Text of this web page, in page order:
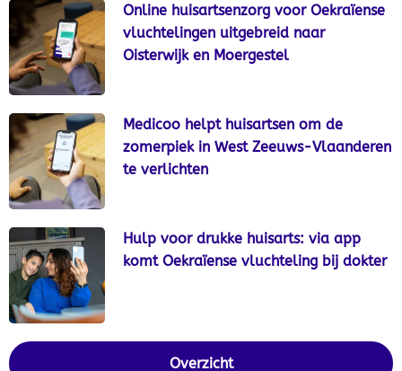
Online huisartsenzorg voor Oekraïense
vluchtelingen uitgebreid naar
Oisterwijk en Moergestel
Medicoo helpt huisartsen om de
zomerpiek in West Zeeuws-Vlaanderen
te verlichten
Hulp voor drukke huisarts: via app
komt Oekraïense vluchteling bij dokter
Overzicht